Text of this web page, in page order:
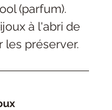
(parfum).
à l'abri de
les préserver.